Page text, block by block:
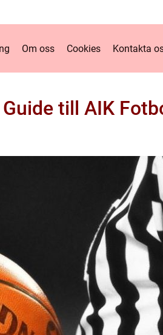
Om oss Cookies Kontakta
till AIK